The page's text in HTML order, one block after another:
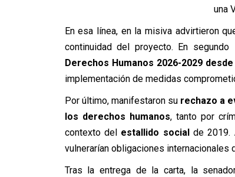
una
En esa línea, en la misiva advirtieron
continuidad del proyecto. En segundo
Derechos Humanos 2026-2029
implementación de medidas
Por último, manifestaron su rechazo a
los derechos humanos, tanto por
contexto del estallido social de 2019.
vulnerarían obligaciones internacionales
Tras la entrega de la carta, la